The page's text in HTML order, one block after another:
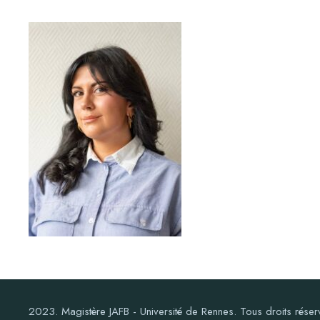
2023. Magistère JAFB - Université de Rennes. Tous droits